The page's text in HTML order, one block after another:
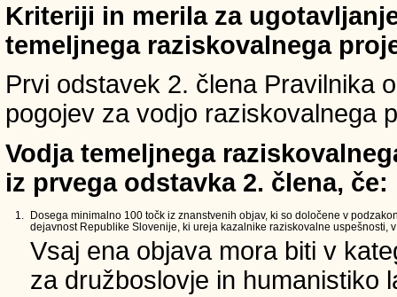
Kriteriji in merila za
temeljnega raziskovalnega
Prvi odstavek 2. člena Pravilnika
pogojev za vodjo raziskovalnega
Vodja temeljnega
iz prvega odstavka 2. člena, če:
1.
Dosega minimalno 100 točk iz znanstvenih objav, ki so določene v
dejavnost Republike Slovenije, ki ureja kazalnike raziskovalne uspešnosti,
Vsaj ena objava mora biti v
za družboslovje in humanistiko